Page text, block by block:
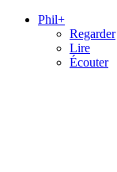
Phil+
Regarder
Lire
Écouter